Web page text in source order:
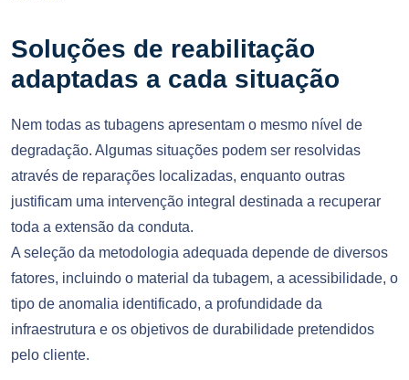
Soluções de reabilitação
adaptadas a cada situação
Nem todas as tubagens apresentam o mesmo nível de
degradação. Algumas situações podem ser resolvidas
através de reparações localizadas, enquanto outras
justificam uma intervenção integral destinada a recuperar
toda a extensão da conduta.
A seleção da metodologia adequada depende de diversos
fatores, incluindo o material da tubagem, a acessibilidade, o
tipo de anomalia identificado, a profundidade da
infraestrutura e os objetivos de durabilidade pretendidos
pelo cliente.